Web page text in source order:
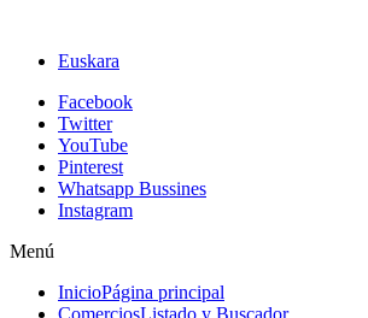
Euskara
Facebook
Twitter
YouTube
Pinterest
Whatsapp Bussines
Instagram
Menú
InicioPágina principal
ComerciosListado y Buscador